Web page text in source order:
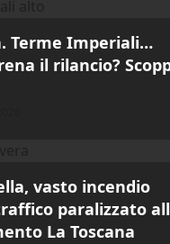
Terme Imperiali…
il rilancio?
vasto incendio
paralizzato
La Toscana